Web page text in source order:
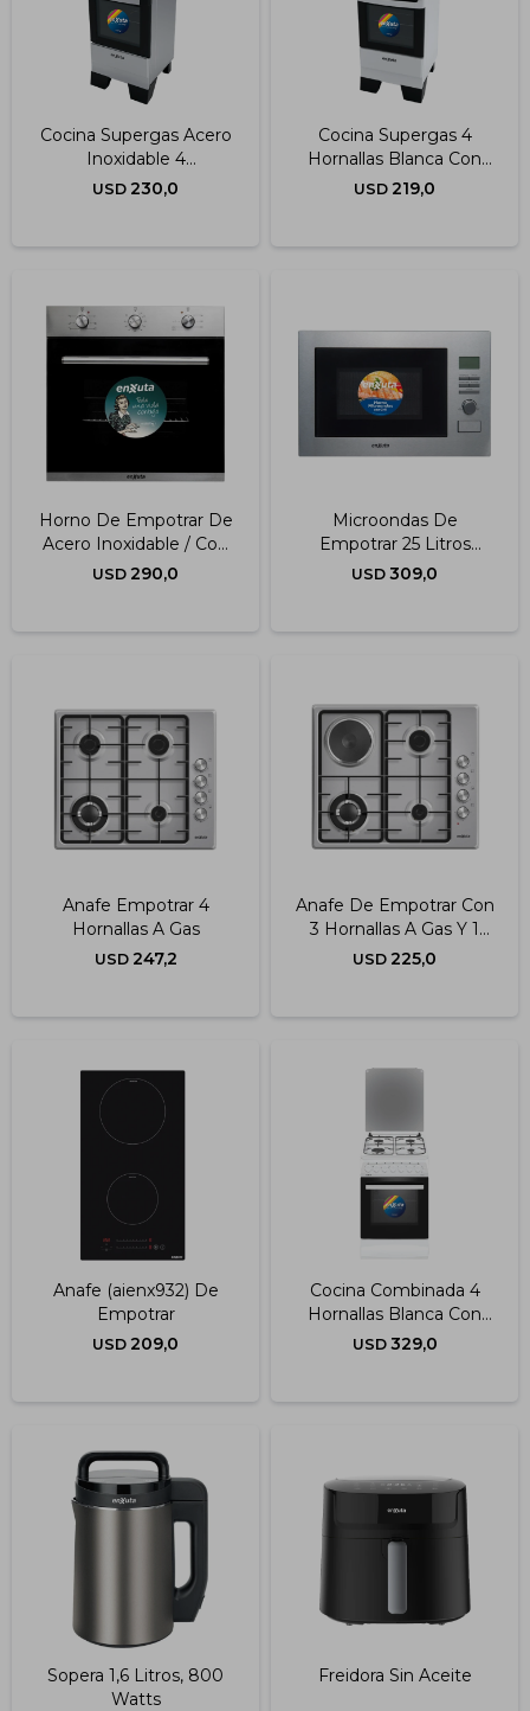
Cocina Supergas Acero
Inoxidable 4
Quemadores
USD 230,0
Cocina Supergas 4
Hornallas Blanca Con
Termocupla Y Grill
USD 219,0
Horno De Empotrar De
Acero Inoxidable / Con
Convección
USD 290,0
Microondas De
Empotrar 25 Litros
Digital Inoxidable Con
USD 309,0
Anafe Empotrar 4
Hornallas A Gas
USD 247,2
Anafe De Empotrar Con
3 Hornallas A Gas Y 1
Disco Eléctrico
USD 225,0
Anafe (aienx932) De
Empotrar
USD 209,0
Cocina Combinada 4
Hornallas Blanca Con
Termocupla 50x60 Cm
USD 329,0
Sopera 1,6 Litros, 800
Watts
Freidora Sin Aceite